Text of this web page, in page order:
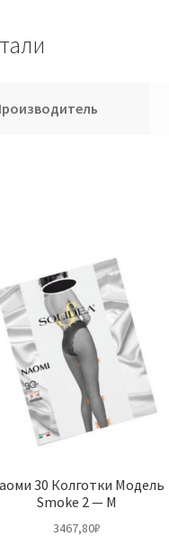
30 Колготки Модель
Smoke 2 — M
3467,80₽